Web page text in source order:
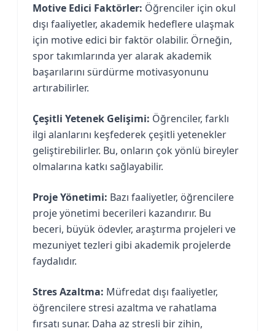
Motive Edici Faktörler: Öğrenciler için okul
dışı faaliyetler, akademik hedeflere ulaşmak
için motive edici bir faktör olabilir. Örneğin,
spor takımlarında yer alarak akademik
başarılarını sürdürme motivasyonunu
artırabilirler.
Çeşitli Yetenek Gelişimi: Öğrenciler, farklı
ilgi alanlarını keşfederek çeşitli yetenekler
geliştirebilirler. Bu, onların çok yönlü bireyler
olmalarına katkı sağlayabilir.
Proje Yönetimi: Bazı faaliyetler, öğrencilere
proje yönetimi becerileri kazandırır. Bu
beceri, büyük ödevler, araştırma projeleri ve
mezuniyet tezleri gibi akademik projelerde
faydalıdır.
Stres Azaltma: Müfredat dışı faaliyetler,
öğrencilere stresi azaltma ve rahatlama
fırsatı sunar. Daha az stresli bir zihin,